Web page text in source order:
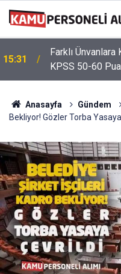
15:31
Farklı Ünvanlara
KPSS 50-60
Anasayfa Gündem
Bekliyor! Gözler Torba